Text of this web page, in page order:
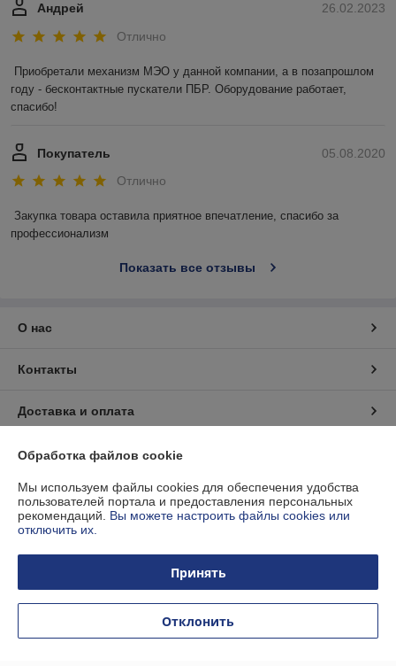
26.02.2023
Андрей
Отлично
Приобретали механизм МЭО у данной компании, а в позапрошлом
году - бесконтактные пускатели ПБР. Оборудование работает,
спасибо!
05.08.2020
Покупатель
Отлично
Закупка товара оставила приятное впечатление, спасибо за
профессионализм
Показать все отзывы
О нас
Контакты
Доставка и оплата
График работы
Полная версия сайта
Политика обработки cookies
Сайт создан на платформе Deal.by
Обработка файлов cookie
Мы используем файлы cookies для обеспечения удобства
пользователей портала и предоставления персональных
рекомендаций. Вы можете настроить файлы cookies или
отключить их.
Принять
Отклонить